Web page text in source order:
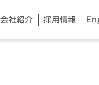
会社紹介 採用情報